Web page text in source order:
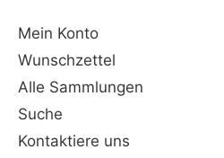
Mein Konto
Wunschzettel
Alle Sammlungen
Suche
Kontaktiere uns